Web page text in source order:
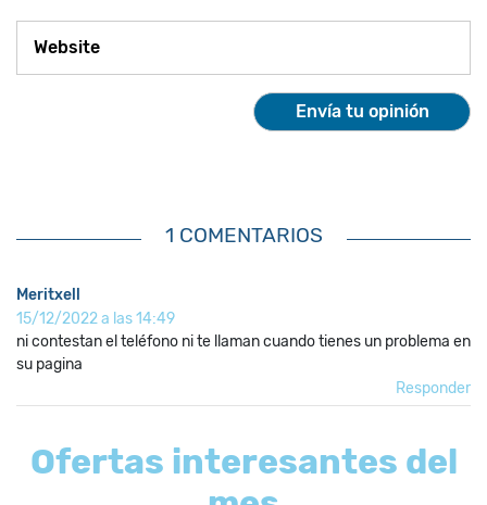
1 COMENTARIOS
Meritxell
15/12/2022 a las 14:49
ni contestan el teléfono ni te llaman cuando tienes un problema en
su pagina
Responder
Ofertas interesantes del